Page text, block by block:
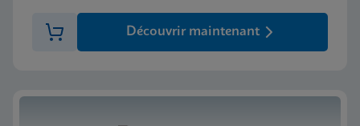
Découvrir maintenant